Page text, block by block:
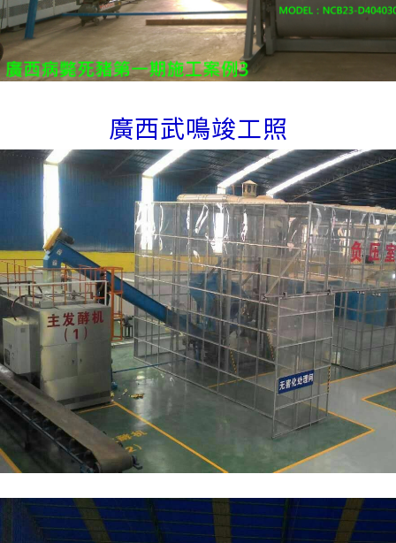
廣西武鳴竣工照